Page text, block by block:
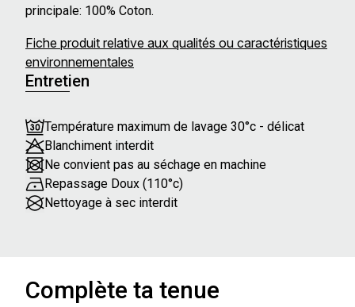
principale: 100% Coton.
Fiche produit relative aux qualités ou caractéristiques
environnementales
Entretien
Température maximum de lavage 30°c - délicat
Blanchiment interdit
Ne convient pas au séchage en machine
Repassage Doux (110°c)
Nettoyage à sec interdit
Complète ta tenue